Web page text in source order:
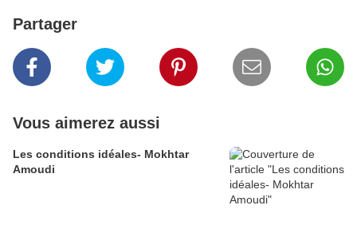
Partager
Vous aimerez aussi
Les conditions idéales- Mokhtar
Amoudi